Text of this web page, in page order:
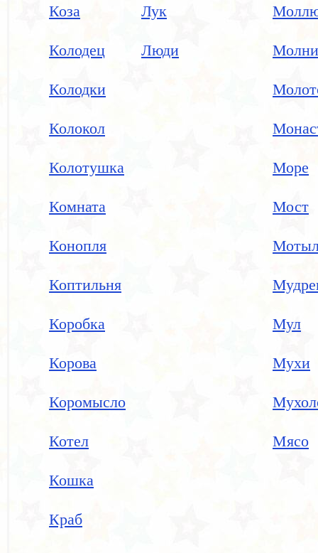
Коза
Колодец
Колодки
Колокол
Колотушка
Комната
Конопля
Коптильня
Коробка
Корова
Коромысло
Котел
Кошка
Краб
Лук
Люди
Море
Мост
Мул
Мухи
Мясо